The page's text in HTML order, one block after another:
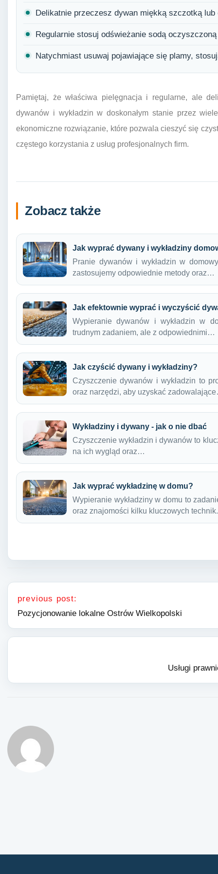
Delikatnie przeczesz dywan miękką szczotką lub
Regularnie stosuj odświeżanie sodą
Natychmiast usuwaj pojawiające się plamy,
Pamiętaj, że właściwa pielęgnacja i regularne, ale
dywanów i wykładzin w doskonałym stanie przez
ekonomiczne rozwiązanie, które pozwala cieszyć się
częstego korzystania z usług profesjonalnych firm.
Zobacz także
Jak wyprać dywany i wykładziny
Pranie dywanów i wykładzin w
zastosujemy odpowiednie metody oraz…
Jak efektownie wyprać i wyczyścić
Wypieranie dywanów i wykładzin w
trudnym zadaniem, ale z odpowiednimi…
Jak czyścić dywany i wykładziny?
Czyszczenie dywanów i wykładzin to
oraz narzędzi, aby uzyskać
Wykładziny i dywany - jak o nie dbać
Czyszczenie wykładzin i dywanów to
na ich wygląd oraz…
Jak wyprać wykładzinę w domu?
Wypieranie wykładziny w domu to
oraz znajomości kilku kluczowych
Nawigacja wpisu
previous post:
Pozycjonowanie lokalne Ostrów Wielkopolski
Usługi